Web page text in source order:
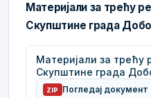
Материјали за трећу
Скупштине града
Материјали за трећу
Скупштине града
ZIP Погледај документ